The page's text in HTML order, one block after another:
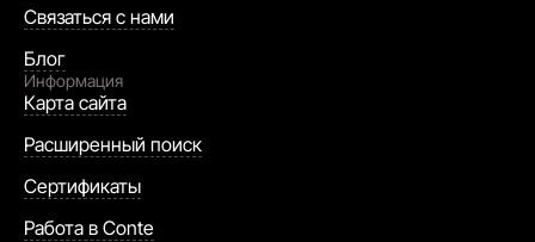
Связаться с нами
Блог
Информация
Карта сайта
Расширенный поиск
Сертификаты
Работа в Conte